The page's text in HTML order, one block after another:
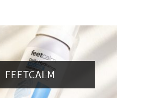
FEETCALM